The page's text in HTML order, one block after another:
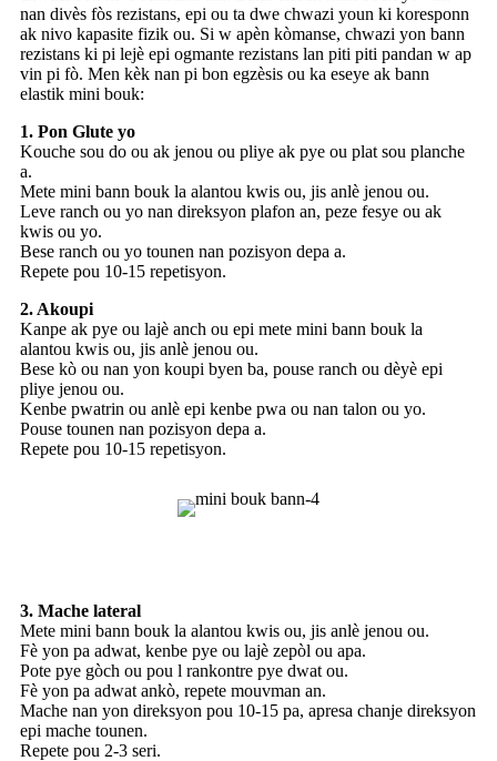
nan divès fòs rezistans, epi ou ta dwe chwazi youn ki koresponn
ak nivo kapasite fizik ou. Si w apèn kòmanse, chwazi yon bann
rezistans ki pi lejè epi ogmante rezistans lan piti piti pandan w ap
vin pi fò. Men kèk nan pi bon egzèsis ou ka eseye ak bann
elastik mini bouk:
1. Pon Glute yo
Kouche sou do ou ak jenou ou pliye ak pye ou plat sou planche
a.
Mete mini bann bouk la alantou kwis ou, jis anlè jenou ou.
Leve ranch ou yo nan direksyon plafon an, peze fesye ou ak
kwis ou yo.
Bese ranch ou yo tounen nan pozisyon depa a.
Repete pou 10-15 repetisyon.
2. Akoupi
Kanpe ak pye ou lajè anch ou epi mete mini bann bouk la
alantou kwis ou, jis anlè jenou ou.
Bese kò ou nan yon koupi byen ba, pouse ranch ou dèyè epi
pliye jenou ou.
Kenbe pwatrin ou anlè epi kenbe pwa ou nan talon ou yo.
Pouse tounen nan pozisyon depa a.
Repete pou 10-15 repetisyon.
3. Mache lateral
Mete mini bann bouk la alantou kwis ou, jis anlè jenou ou.
Fè yon pa adwat, kenbe pye ou lajè zepòl ou apa.
Pote pye gòch ou pou l rankontre pye dwat ou.
Fè yon pa adwat ankò, repete mouvman an.
Mache nan yon direksyon pou 10-15 pa, apresa chanje direksyon
epi mache tounen.
Repete pou 2-3 seri.